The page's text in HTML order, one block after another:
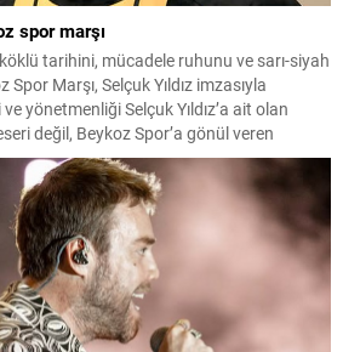
spor marşı
tarihini, mücadele ruhunu ve sarı-siyah
Spor Marşı, Selçuk Yıldız imzasıyla
yönetmenliği Selçuk Yıldız’a ait olan
değil, Beykoz Spor’a gönül veren
buluşturan güçlü bir aidiyet çağrısı niteliği
söylenmesi, futbolculara...